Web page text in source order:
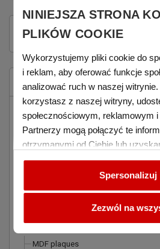
HOME
Products for printing
NEW
Lower prices
Devices
MDF plaques
Showing 1-3 of 3 item(s)
NINIEJSZA STRONA
PLIKÓW COOKIE
Wykorzystujemy pliki cookie do
i reklam, aby oferować funkcje
analizować ruch w naszej
korzystasz z naszej witryny,
społecznościowym, reklamowym
Partnerzy mogą połączyć te
otrzymanymi od Ciebie lub
korzystania z ich usług.
Spersonalizuj
Zezwól na